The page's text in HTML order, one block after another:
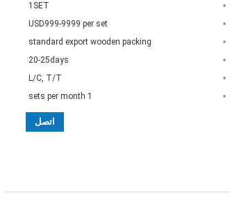
1SET
USD999-9999 per set
standard export wooden packing
20-25days
L/C, T/T
1 sets per month
اتصل